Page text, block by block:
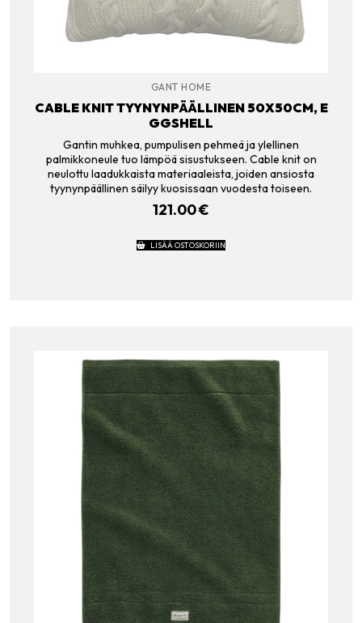
GANT HOME
CABLE KNIT TYYNYNPÄÄLLINEN 50X50CM, E
GGSHELL
Gantin muhkea, pumpulisen pehmeä ja ylellinen
palmikkoneule tuo lämpöä sisustukseen. Cable knit on
neulottu laadukkaista materiaaleista, joiden ansiosta
tyynynpäällinen säilyy kuosissaan vuodesta toiseen.
121.00€
LISÄÄ OSTOSKORIIN